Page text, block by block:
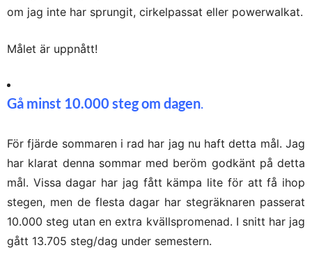
om jag inte har sprungit, cirkelpassat eller powerwalkat.
Målet är uppnått!
Gå minst 10.000 steg om dagen.
För fjärde sommaren i rad har jag nu haft detta mål. Jag
har klarat denna sommar med beröm godkänt på detta
mål. Vissa dagar har jag fått kämpa lite för att få ihop
stegen, men de flesta dagar har stegräknaren passerat
10.000 steg utan en extra kvällspromenad. I snitt har jag
gått 13.705 steg/dag under semestern.